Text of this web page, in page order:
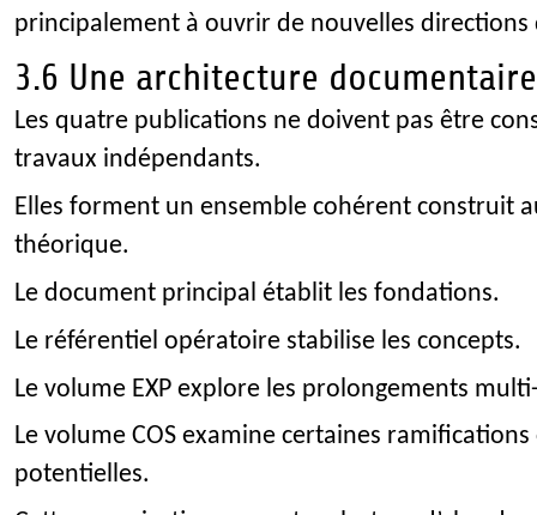
principalement à ouvrir de nouvelles directions
3.6 Une architecture
Les quatre publications ne doivent pas être
travaux indépendants.
Elles forment un ensemble cohérent construit
théorique.
Le document principal établit les fondations.
Le référentiel opératoire stabilise les concepts.
Le volume EXP explore les prolongements
Le volume COS examine certaines
potentielles.